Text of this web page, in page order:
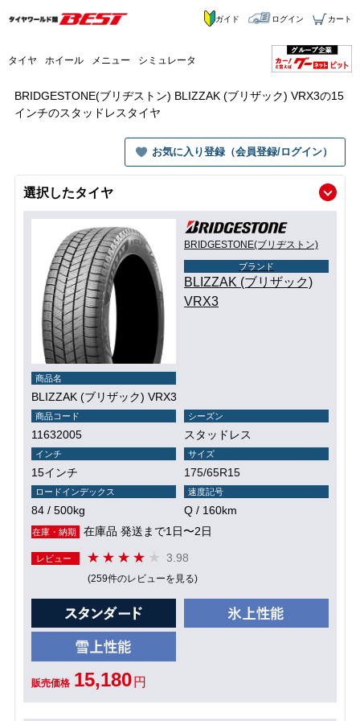
タイヤ ホイール メニュー シミュレータ
ガイド ログイン カート
BRIDGESTONE(ブリヂストン) BLIZZAK (ブリザック) VRX3の15
インチのスタッドレスタイヤ
お気に入り登録（会員登録/ログイン）
選択したタイヤ
BRIDGESTONE(ブリヂストン)
ブランド
BLIZZAK (ブリザック)
VRX3
商品名
BLIZZAK (ブリザック) VRX3
商品コード
11632005
シーズン
スタッドレス
インチ
15インチ
サイズ
175/65R15
ロードインデックス
84 / 500kg
速度記号
Q / 160km
在庫・納期 在庫品 発送まで1日〜2日
レビュー 3.98
(259件のレビューを見る)
販売価格 15,180 円